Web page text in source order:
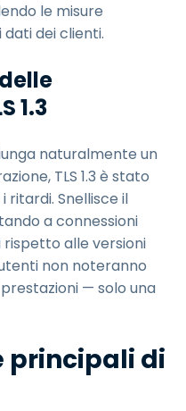
le misure
dei clienti.
1.3
naturalmente un
TLS 1.3 è stato
Snellisce il
a connessioni
alle versioni
non noteranno
— solo una
principali di